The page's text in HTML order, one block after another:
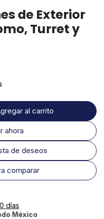
de Exterior
Turret y
al carrito
ahora
comparar
de deseos
días
México